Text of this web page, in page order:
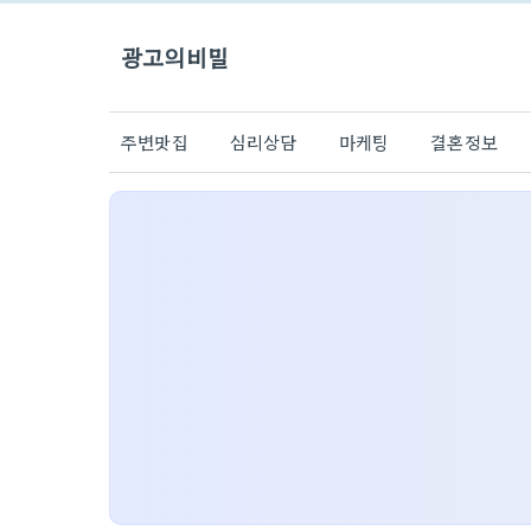
광고의비밀
주변맛집 심리상담 마케팅 결혼정보